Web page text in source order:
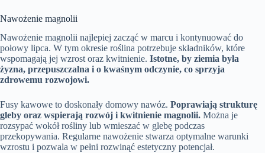
Nawożenie magnolii
Nawożenie magnolii najlepiej zacząć w marcu i kontynuować do
połowy lipca. W tym okresie roślina potrzebuje składników, które
wspomagają jej wzrost oraz kwitnienie. Istotne, by ziemia była
żyzna, przepuszczalna i o kwaśnym odczynie, co sprzyja
zdrowemu rozwojowi.
Fusy kawowe to doskonały domowy nawóz. Poprawiają strukturę
gleby oraz wspierają rozwój i kwitnienie magnolii. Można je
rozsypać wokół rośliny lub wmieszać w glebę podczas
przekopywania. Regularne nawożenie stwarza optymalne warunki
wzrostu i pozwala w pełni rozwinąć estetyczny potencjał.